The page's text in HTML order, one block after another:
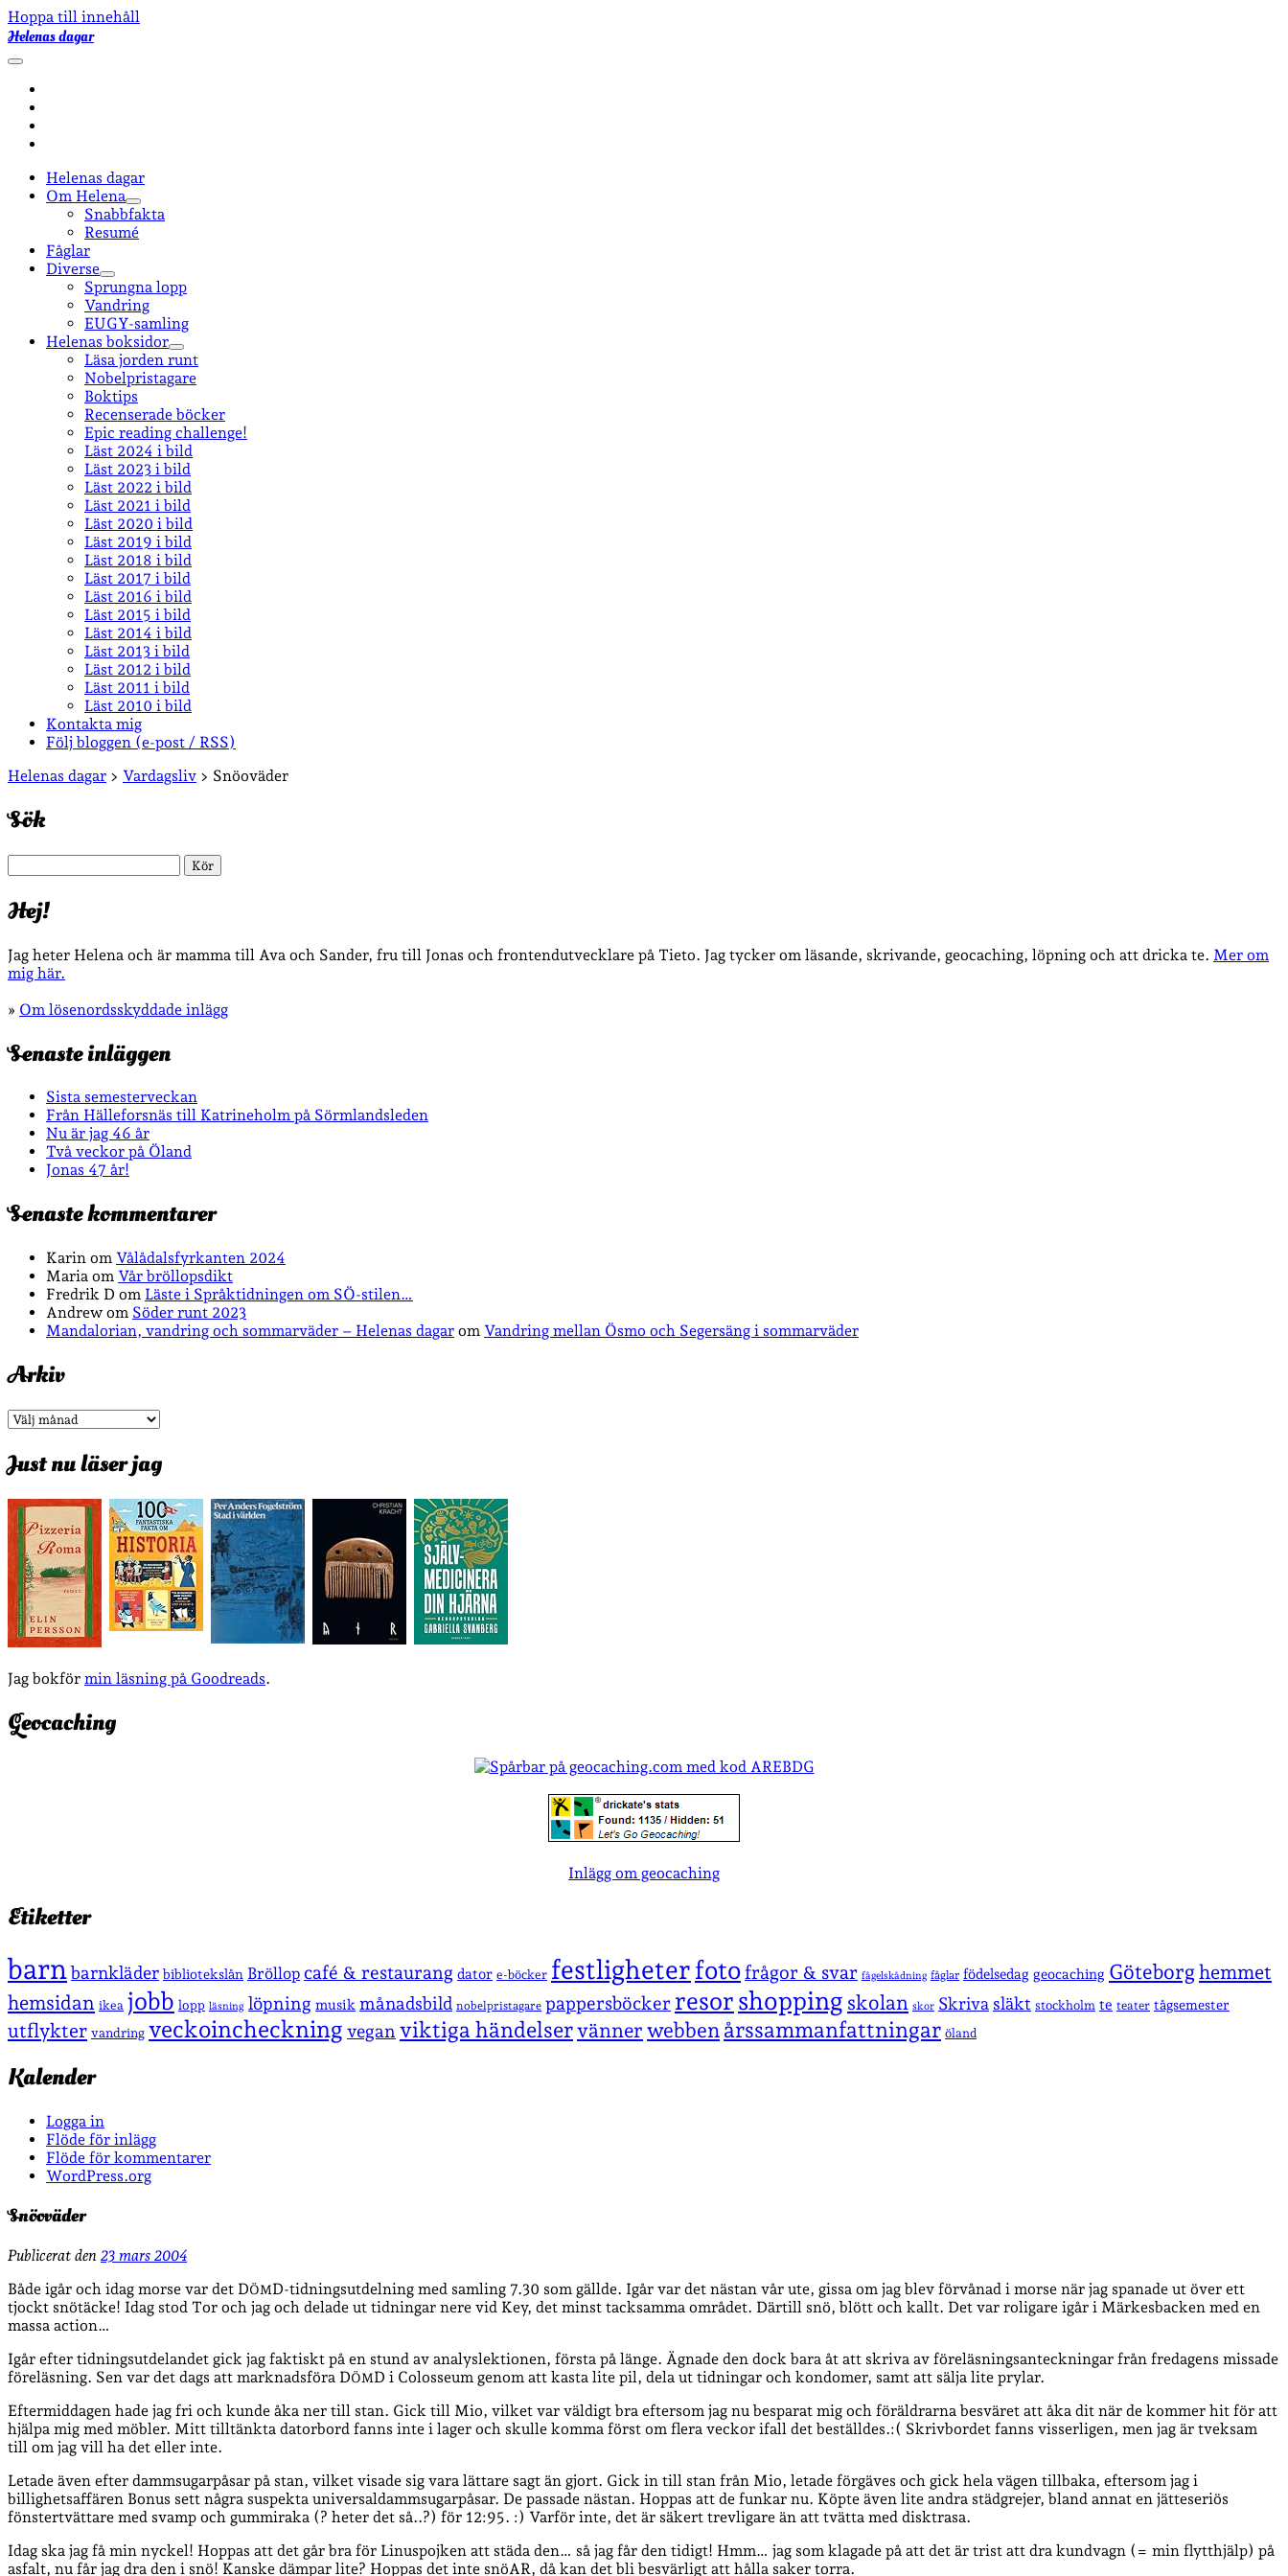
Hoppa till innehåll
Helenas dagar
öppna
Helenas dagar
Om Helena
öppna
undermeny
Snabbfakta
Resumé
Fåglar
Diverse
öppna
undermeny
Sprungna lopp
Vandring
EUGY-samling
Helenas boksidor
öppna
undermeny
Läsa jorden runt
Nobelpristagare
Boktips
Recenserade böcker
Epic reading challenge!
Läst 2024 i bild
Läst 2023 i bild
Läst 2022 i bild
Läst 2021 i bild
Läst 2020 i bild
Läst 2019 i bild
Läst 2018 i bild
Läst 2017 i bild
Läst 2016 i bild
Läst 2015 i bild
Läst 2014 i bild
Läst 2013 i bild
Läst 2012 i bild
Läst 2011 i bild
Läst 2010 i bild
Kontakta mig
Följ bloggen (e-post / RSS)
Sidopanel
Helenas dagar > Vardagsliv > Snöoväder
Sök
Hej!
Jag heter Helena och är mamma till Ava och Sander, fru till Jonas och frontendutvecklare på Tieto. Jag tycker om läsande, skrivande, geocaching, löpning och att dricka te. Mer om
mig här.
» Om lösenordsskyddade inlägg
Senaste inläggen
Sista semesterveckan
Från Hälleforsnäs till Katrineholm på Sörmlandsleden
Nu är jag 46 år
Två veckor på Öland
Jonas 47 år!
Senaste kommentarer
Karin om Vålådalsfyrkanten 2024
Maria om Vår bröllopsdikt
Fredrik D om Läste i Språktidningen om SÖ-stilen…
Andrew om Söder runt 2023
Mandalorian, vandring och sommarväder – Helenas dagar om Vandring mellan Ösmo och Segersäng i sommarväder
Arkiv
Arkiv
Just nu läser jag
Jag bokför min läsning på Goodreads.
Geocaching
Inlägg om geocaching
Etiketter
barnbarnkläder bibliotekslån Bröllop café & restaurang dator e-böcker festligheterfotofrågor & svar fågelskådning fåglar födelsedag geocaching Göteborghemmet
hemsidan ikea jobb lopp läsning löpning musik månadsbild nobelpristagare pappersböcker resor shopping skolan skor Skriva släkt stockholm te teater tågsemester
utflykter vandring veckoincheckning vegan viktiga händelservänner webben årssammanfattningar öland
Kalender
Logga in
Flöde för inlägg
Flöde för kommentarer
WordPress.org
Snöoväder
Publicerat den 23 mars 2004
Både igår och idag morse var det DÖMD-tidningsutdelning med samling 7.30 som gällde. Igår var det nästan vår ute, gissa om jag blev förvånad i morse när jag spanade ut över ett
tjockt snötäcke! Idag stod Tor och jag och delade ut tidningar nere vid Key, det minst tacksamma området. Därtill snö, blött och kallt. Det var roligare igår i Märkesbacken med en
massa action…
Igår efter tidningsutdelandet gick jag faktiskt på en stund av analyslektionen, första på länge. Ägnade den dock bara åt att skriva av föreläsningsanteckningar från fredagens missade
föreläsning. Sen var det dags att marknadsföra DÖMD i Colosseum genom att kasta lite pil, dela ut tidningar och kondomer, samt att sälja lite prylar.
Eftermiddagen hade jag fri och kunde åka ner till stan. Gick till Mio, vilket var väldigt bra eftersom jag nu besparat mig och föräldrarna besväret att åka dit när de kommer hit för att
hjälpa mig med möbler. Mitt tilltänkta datorbord fanns inte i lager och skulle komma först om flera veckor ifall det beställdes.:( Skrivbordet fanns visserligen, men jag är tveksam
till om jag vill ha det eller inte.
Letade även efter dammsugarpåsar på stan, vilket visade sig vara lättare sagt än gjort. Gick in till stan från Mio, letade förgäves och gick hela vägen tillbaka, eftersom jag i
billighetsaffären Bonus sett några suspekta universaldammsugarpåsar. De passade nästan. Hoppas att de funkar nu. Köpte även lite andra städgrejer, bland annat en jätteseriös
fönstertvättare med svamp och gummiraka (? heter det så..?) för 12:95. :) Varför inte, det är säkert trevligare än att tvätta med disktrasa.
Idag ska jag få min nyckel! Hoppas att det går bra för Linuspojken att städa den… så jag får den tidigt! Hmm… jag som klagade på att det är trist att dra kundvagn (= min flytthjälp) på
asfalt, nu får jag dra den i snö! Kanske dämpar lite? Hoppas det inte snöAR, då kan det bli besvärligt att hålla saker torra.